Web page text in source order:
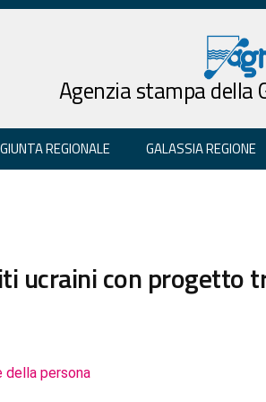
Agenzia stampa della
GIUNTA REGIONALE GALASSIA REGIONE
ucraini con progetto
persona